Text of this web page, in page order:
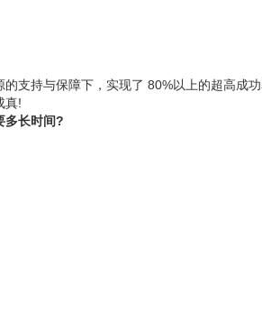
支持与保障下，实现了 80%以上的超高成
真!
多长时间?